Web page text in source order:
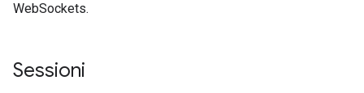
WebSockets.
Sessioni